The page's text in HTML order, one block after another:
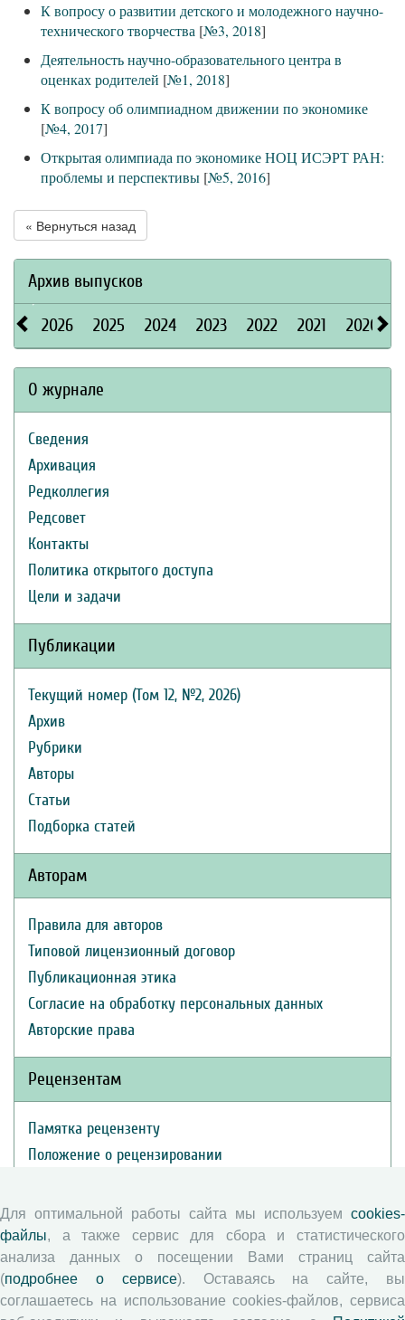
К вопросу о развитии детского и молодежного научно-
технического творчества [№3, 2018]
Деятельность научно-образовательного центра в
оценках родителей [№1, 2018]
К вопросу об олимпиадном движении по экономике
[№4, 2017]
Открытая олимпиада по экономике НОЦ ИСЭРТ РАН:
проблемы и перспективы [№5, 2016]
« Вернуться назад
Архив выпусков
2026 2025 2024 2023 2022 2021 2020
О журнале
Сведения
Архивация
Редколлегия
Редсовет
Контакты
Политика открытого доступа
Цели и задачи
Публикации
Текущий номер (Том 12, №2, 2026)
Архив
Рубрики
Авторы
Статьи
Подборка статей
Авторам
Правила для авторов
Типовой лицензионный договор
Публикационная этика
Согласие на обработку персональных данных
Авторские права
Рецензентам
Памятка рецензенту
Положение о рецензировании
Журналы ВолНЦ РАН
Экономические и социальные перемены
Для оптимальной работы сайта мы используем cookies-
файлы, а также сервис для сбора и статистического
анализа данных о посещении Вами страниц сайта
(подробнее о сервисе). Оставаясь на сайте, вы
соглашаетесь на использование cookies-файлов, сервиса